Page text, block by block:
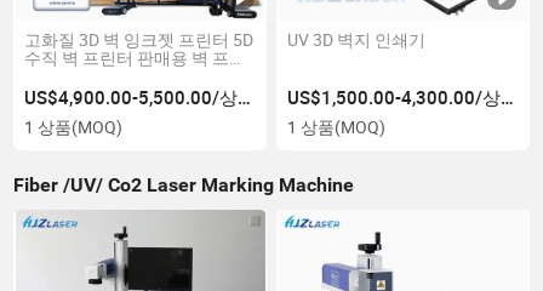
고화질 3D 벽 잉크젯 프린터 5D
수직 벽 프린터 판매용 벽 프린
US$4,900.00-5,500.00/상품
1 상품(MOQ)
UV 3D 벽지 인쇄기
US$1,500.00-4,300.00/상품
1 상품(MOQ)
Fiber /UV/ Co2 Laser Marking Machine